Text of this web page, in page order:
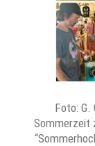
Foto: G.
Sommerzeit